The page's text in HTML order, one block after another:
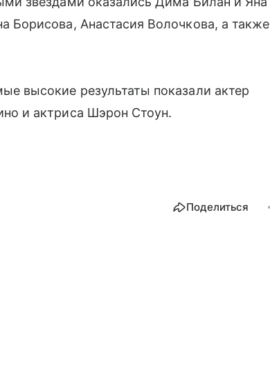
Борисова, Анастасия Волочкова, а также
высокие результаты показали актер
и актриса Шэрон Стоун.
Поделиться